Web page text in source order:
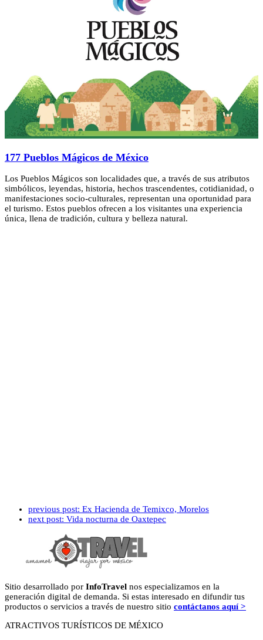
177 Pueblos Mágicos de México
Los Pueblos Mágicos son localidades que, a través de sus atributos
simbólicos, leyendas, historia, hechos trascendentes, cotidianidad, o
manifestaciones socio-culturales, representan una oportunidad para
el turismo. Estos pueblos ofrecen a los visitantes una experiencia
única, llena de tradición, cultura y belleza natural.
previous post: Ex Hacienda de Temixco, Morelos
next post: Vida nocturna de Oaxtepec
Sitio desarrollado por InfoTravel nos especializamos en la
generación digital de demanda. Si estas interesado en difundir tus
productos o servicios a través de nuestro sitio contáctanos aquí >
ATRACTIVOS TURÍSTICOS DE MÉXICO